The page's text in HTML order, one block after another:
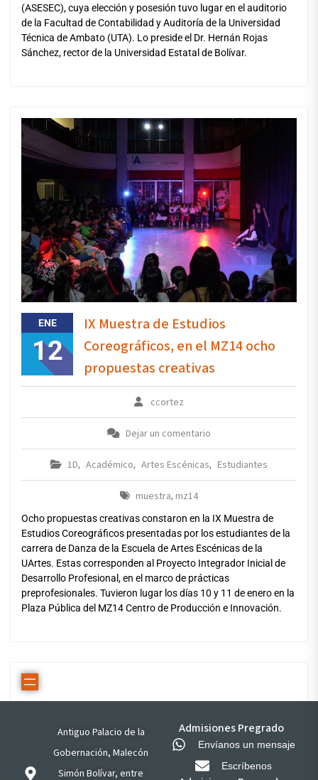
(ASESEC), cuya elección y posesión tuvo lugar en el auditorio
de la Facultad de Contabilidad y Auditoría de la Universidad
Técnica de Ambato (UTA). Lo preside el Dr. Hernán Rojas
Sánchez, rector de la Universidad Estatal de Bolívar.
ENE
12
IX Muestra de Estudios
Coreográficos, en el MZ14 ocho
propuestas creativas
ccortez
Dejar un comentario
1D, Académico, Artes Escénicas, Estudiantes
muestra, mz14
Ocho propuestas creativas constaron en la IX Muestra de
Estudios Coreográficos presentadas por los estudiantes de la
carrera de Danza de la Escuela de Artes Escénicas de la
UArtes. Estas corresponden al Proyecto Integrador Inicial de
Desarrollo Profesional, en el marco de prácticas
preprofesionales. Tuvieron lugar los días 10 y 11 de enero en la
Plaza Pública del MZ14 Centro de Producción e Innovación.
Antiguo Palacio de la
Gobernación, Malecón
Simón Bolívar, entre
Admisiones Pregrado
Envíanos un mensaje
Escríbenos